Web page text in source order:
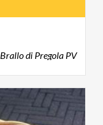
Brallodi Pregola PV